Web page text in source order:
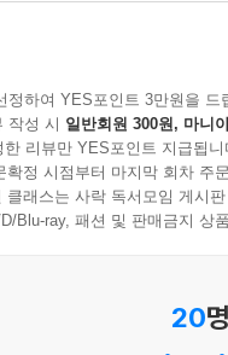
B단계를 B-, B0, B+의 난
로 분석하여 유형화
및 학교 시험 문제를
충분한 문제 연습을 통
정하여 YES포인트 3만원을 드
작성 시 일반회원 300원, 마니
리뷰만 YES포인트 지급됩니
확정 시점부터 마지막 회차 주
클래스는 사락 독서모임 게시
Blu-ray, 패션 및 판매금지 상
20